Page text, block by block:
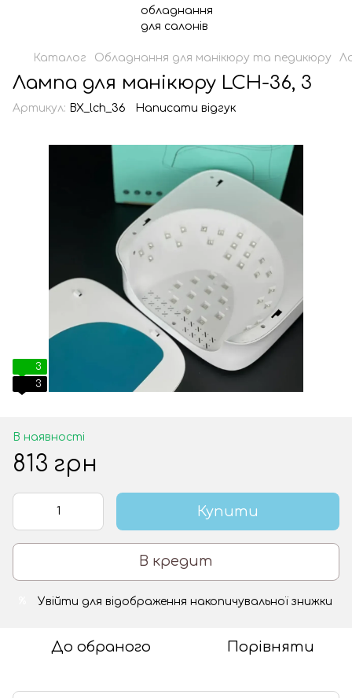
Каталог Обладнання для манікюру та педикюру
Лампа для манікюру LCH-36, 3
Артикул: BX_lch_36 Написати відгук
3
3
В наявності
813 грн
Купити
В кредит
Увійти для відображення накопичувальної знижки
До обраного Порівняти